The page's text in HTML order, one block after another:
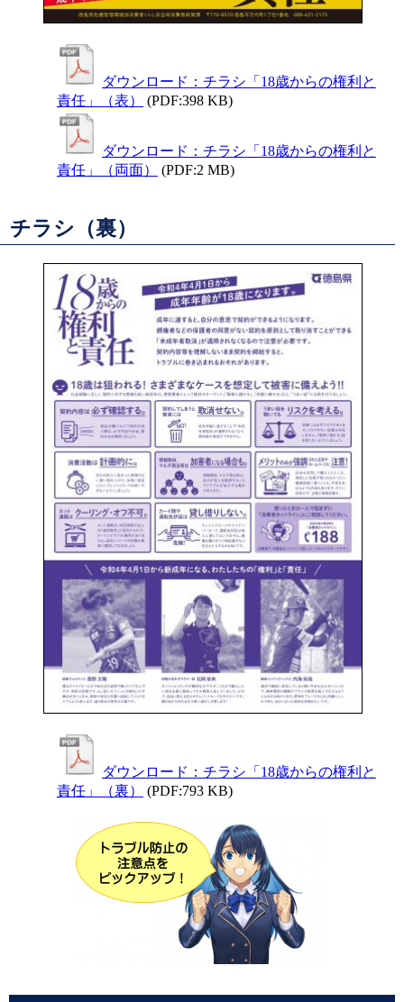
ダウンロード：チラシ「18歳からの権利と
責任」（表）
(PDF:398 KB)
ダウンロード：チラシ「18歳からの権利と
責任」（両面）
(PDF:2 MB)
チラシ（裏）
ダウンロード：チラシ「18歳からの権利と
責任」（裏）
(PDF:793 KB)